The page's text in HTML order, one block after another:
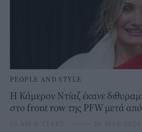
PEOPLE AND STYLE
Η Κάμερον Ντίαζ έκανε
στο front row της PFW μετά από
GLAM & STARS ⸻ 06 MAR 2025